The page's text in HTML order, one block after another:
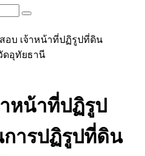
อบ เจ้าหน้าที่ปฏิรูปที่ดิน
ดอุทัยธานี
หน้าที่ปฏิรูป
ารปฏิรูปที่ดิน